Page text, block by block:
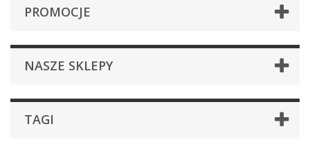
PROMOCJE
NASZE SKLEPY
TAGI